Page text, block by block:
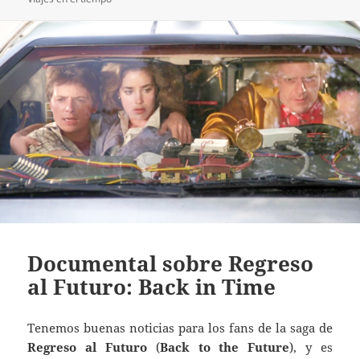
Documental sobre Regreso
al Futuro: Back in Time
Tenemos buenas noticias para los fans de la saga de
Regreso al Futuro(Back to the Future), y es